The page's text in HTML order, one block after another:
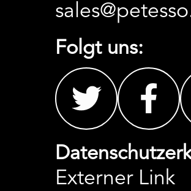
Folgt uns:
Externer Link